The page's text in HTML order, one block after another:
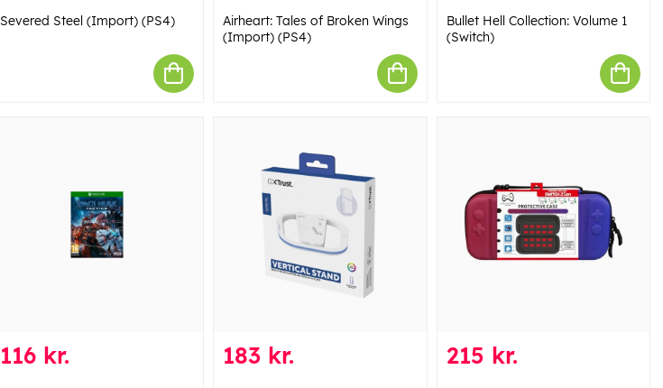
Severed Steel (Import) (PS4)
Airheart: Tales of Broken Wings
(Import) (PS4)
Bullet Hell Collection: Volume 1
(Switch)
116 kr. 183 kr. 215 kr.